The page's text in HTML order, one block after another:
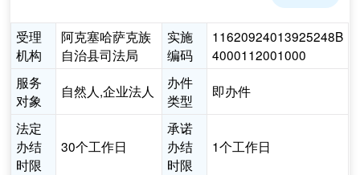
受理
机构
阿克塞哈萨克族
自治县司法局
实施
编码
11620924013925248B
4000112001000
服务
对象
自然人,企业法人
办件
类型
即办件
法定
办结
时限
30个工作日
承诺
办结
时限
1个工作日